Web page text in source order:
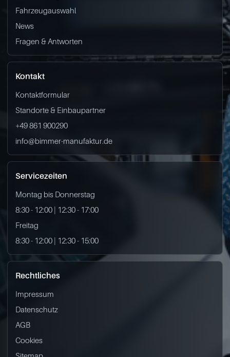
Fahrzeugauswahl
News
Fragen & Antworten
Kontakt
Kontaktformular
Standorte & Einbaupartner
+49 861 900290
info@bimmer-manufaktur.de
Servicezeiten
Montag bis Donnerstag
8:30 - 12:00 | 12:30 - 17:00
Freitag
8:30 - 12:00 | 12:30 - 15:00
Rechtliches
Impressum
Datenschutz
AGB
Cookies